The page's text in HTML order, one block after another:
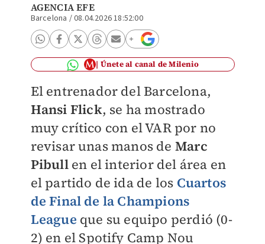
AGENCIA EFE
Barcelona /08.04.2026 18:52:00
Únete al canal de Milenio
El entrenador del Barcelona,
Hansi Flick, se ha mostrado
muy crítico con el VAR por no
revisar unas manos de Marc
Pibull en el interior del área en
el partido de ida de los Cuartos
de Final de la Champions
League que su equipo perdió (0-
2) en el Spotify Camp Nou